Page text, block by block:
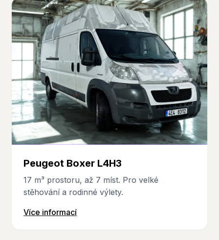
Peugeot Boxer L4H3
17 m³ prostoru, až 7 míst. Pro velké
stěhování a rodinné výlety.
Více informací